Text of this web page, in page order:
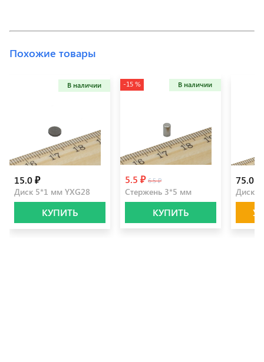
Похожие товары
В наличии
15.0 ₽
Диск 5*1 мм YXG28
КУПИТЬ
-15 % В наличии
5.5 ₽ 6.5 ₽
Стержень 3*5 мм
КУПИТЬ
75.0 ₽
Диск